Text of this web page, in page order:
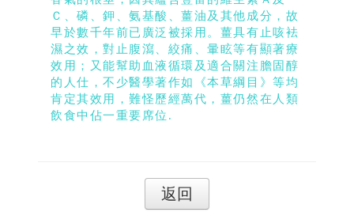
Ｃ、磷、鉀、氨基酸、薑油及其他成分，故
早於數千年前已廣泛被採用。薑具有止咳袪
濕之效，對止腹瀉、絞痛、暈眩等有顯著療
效用；又能幫助血液循環及適合關注膽固醇
的人仕，不少醫學著作如《本草綱目》等均
肯定其效用，難怪歷經萬代，薑仍然在人類
飲食中佔一重要席位.